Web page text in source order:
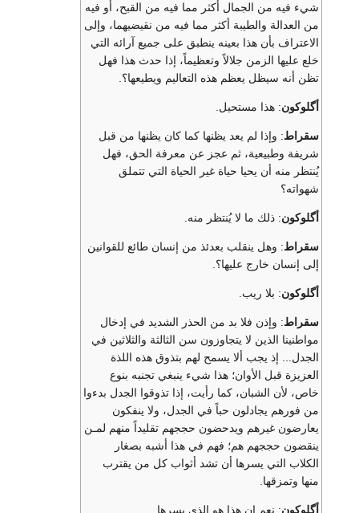
شيء فيه من الجمال أكثر مما فيه من القبح، أو فيه
من العدالة والطيبة أكثر مما فيه من نقيضيهما، وإلى
الاعتراف بأن هذا بعينه ينطبق على جميع آرائه التي
خلع عليها الزمن جلالاً وتعظيماً، إذا حدث هذا فهل
تظن أنه سيظل يعظم هذه التعاليم ويطيعها؟.
أگلوكون: هذا مستحيل.
سقراط: وإذا لم يعد يظنها كما كان يظنها من قبل
شريفة وطبيعية، ثم عجز عن معرفة الحق، فهل
يُنتظر منه أن يحيا حياة غير الحياة التي تتملق
شهواته؟
أگلوكون: ذلك ما لا يُنتظر منه.
سقراط: وهل ينقلب بعدئذ من إنسان طائع للقوانين
إلى إنسان خارج عليها؟.
أگلوكون: بلا ريب.
سقراط: وإذن فلا بد من الحذر الشديد في إدخال
مواطنينا الذين لا يتجاوزون سن الثالثة والثلاثين في
الجدل... إذ يجب ألا يسمح لهم بتذوق هذه اللذة
العزيزة قبل الأوان؛ هذا شيء ينبغي تجنبه بنوع
خاص، لأن الشبان، كما رأيت، إذا تذوقوا الجدل بدءوا
من فورهم يجادلون حباً في الجدل، ولا ينفكون
يعارضون غيرهم ويدحضون حججهم تقليداً منهم لمـن
ينقضون حججهم هم؛ فهم في هذا أشبه بصغار
الكلاب التي يسرها أن تشد أثواب كل من يقترب
منها وتمزقها.
أگلوكون: نعم إن هذا هو الذي يسرها.